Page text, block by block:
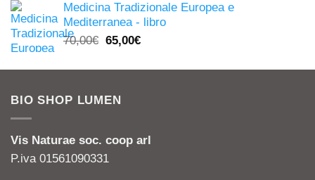
Medicina Tradizionale Europea e
Mediterranea - libro
70,00€ Il
originale
70,00€.
65,00€Il
attuale
BIO SHOP LUMEN
Vis Naturae soc. coop arl
P.iva 01561090331